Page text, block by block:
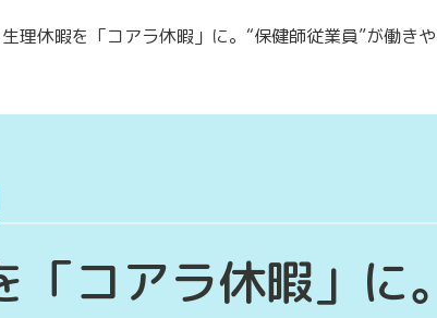
生理休暇を「コアラ休暇」に。“保健師従業員”が働き
「コアラ休暇」に